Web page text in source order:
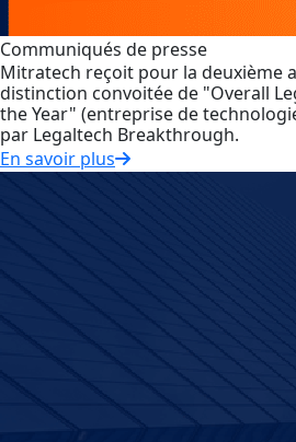
Communiqués de presse
Mitratech reçoit pour la deuxième
distinction convoitée de "Overall
the Year" (entreprise de
par Legaltech Breakthrough.
En savoir plus